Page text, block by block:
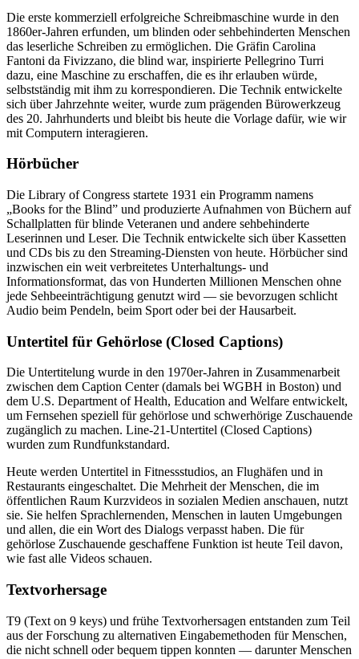
Die erste kommerziell erfolgreiche Schreibmaschine wurde in den
1860er-Jahren erfunden, um blinden oder sehbehinderten Menschen
das leserliche Schreiben zu ermöglichen. Die Gräfin Carolina
Fantoni da Fivizzano, die blind war, inspirierte Pellegrino Turri
dazu, eine Maschine zu erschaffen, die es ihr erlauben würde,
selbstständig mit ihm zu korrespondieren. Die Technik entwickelte
sich über Jahrzehnte weiter, wurde zum prägenden Bürowerkzeug
des 20. Jahrhunderts und bleibt bis heute die Vorlage dafür, wie wir
mit Computern interagieren.
Hörbücher
Die Library of Congress startete 1931 ein Programm namens
„Books for the Blind” und produzierte Aufnahmen von Büchern auf
Schallplatten für blinde Veteranen und andere sehbehinderte
Leserinnen und Leser. Die Technik entwickelte sich über Kassetten
und CDs bis zu den Streaming-Diensten von heute. Hörbücher sind
inzwischen ein weit verbreitetes Unterhaltungs- und
Informationsformat, das von Hunderten Millionen Menschen ohne
jede Sehbeeinträchtigung genutzt wird — sie bevorzugen schlicht
Audio beim Pendeln, beim Sport oder bei der Hausarbeit.
Untertitel für Gehörlose (Closed Captions)
Die Untertitelung wurde in den 1970er-Jahren in Zusammenarbeit
zwischen dem Caption Center (damals bei WGBH in Boston) und
dem U.S. Department of Health, Education and Welfare entwickelt,
um Fernsehen speziell für gehörlose und schwerhörige Zuschauende
zugänglich zu machen. Line-21-Untertitel (Closed Captions)
wurden zum Rundfunkstandard.
Heute werden Untertitel in Fitnessstudios, an Flughäfen und in
Restaurants eingeschaltet. Die Mehrheit der Menschen, die im
öffentlichen Raum Kurzvideos in sozialen Medien anschauen, nutzt
sie. Sie helfen Sprachlernenden, Menschen in lauten Umgebungen
und allen, die ein Wort des Dialogs verpasst haben. Die für
gehörlose Zuschauende geschaffene Funktion ist heute Teil davon,
wie fast alle Videos schauen.
Textvorhersage
T9 (Text on 9 keys) und frühe Textvorhersagen entstanden zum Teil
aus der Forschung zu alternativen Eingabemethoden für Menschen,
die nicht schnell oder bequem tippen konnten — darunter Menschen